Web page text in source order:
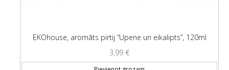
EKOhouse, aromāts pirtij “Upene un eikalipts”, 120ml
3,99 €